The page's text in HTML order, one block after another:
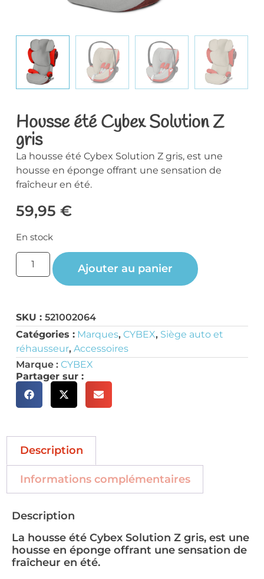
Housse été Cybex Solution Z
gris
La housse été Cybex Solution Z gris, est une
housse en éponge offrant une sensation de
fraîcheur en été.
59,95 €
En stock
Ajouter au panier
SKU : 521002064
Catégories : Marques, CYBEX, Siège auto et
réhausseur, Accessoires
Marque : CYBEX
Partager sur :
Description
Informations complémentaires
Description
La housse été Cybex Solution Z gris, est une
housse en éponge offrant une sensation de
fraîcheur en été.